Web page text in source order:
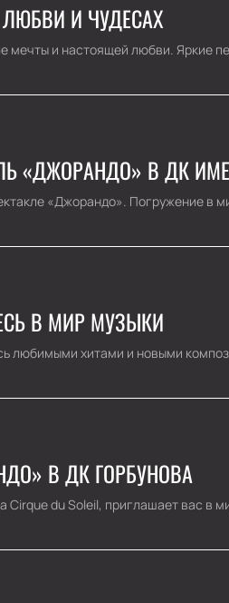
И ЧУДЕСАХ
и настоящей любви. Яркие
«ДЖОРАНДО» В ДК
«Джорандо». Погружение в
В МИР МУЗЫКИ
хитами и новыми
В ДК ГОРБУНОВА
du Soleil, приглашает вас в